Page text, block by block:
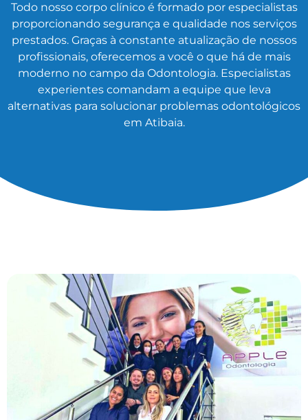
Todo nosso corpo clínico é formado por especialistas
proporcionando segurança e qualidade nos serviços
prestados. Graças à constante atualização de nossos
profissionais, oferecemos a você o que há de mais
moderno no campo da Odontologia. Especialistas
experientes comandam a equipe que leva
alternativas para solucionar problemas odontológicos
em Atibaia.